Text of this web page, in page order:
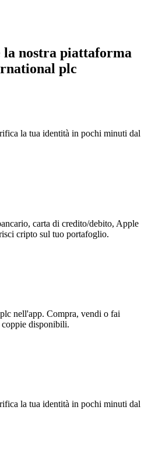
la nostra piattaforma
plc
la tua identità in pochi minuti dal
carta di credito/debito, Apple
cripto sul tuo portafoglio.
nell'app. Compra, vendi o fai
disponibili.
la tua identità in pochi minuti dal